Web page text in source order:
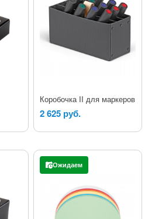
Коробочка II для маркеров
2 625 руб.
Ожидаем